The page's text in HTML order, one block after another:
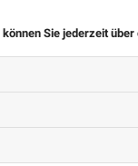
SIE
Sie jederzeit